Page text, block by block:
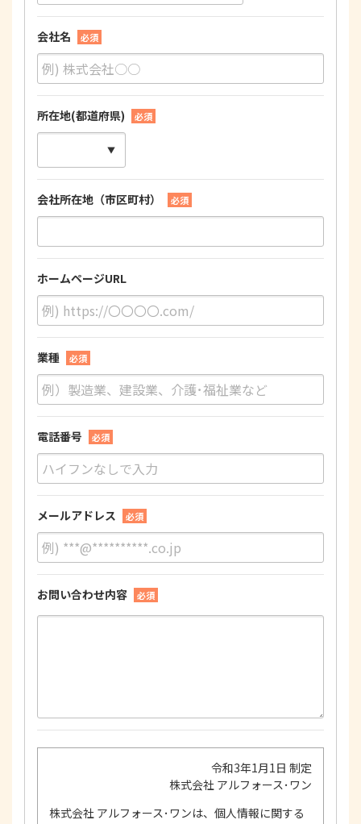
会社名 必須
所在地(都道府県) 必須
会社所在地（市区町村） 必須
ホームページURL
業種 必須
電話番号 必須
メールアドレス 必須
お問い合わせ内容 必須
令和3年1月1日 制定
株式会社 アルフォース･ワン
株式会社 アルフォース･ワンは、個人情報に関する